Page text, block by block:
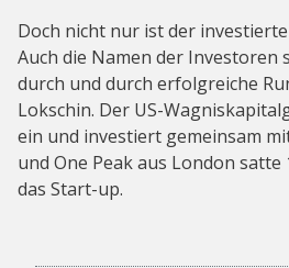
Doch nicht nur ist der
Auch die Namen der Investoren
durch und durch erfolgreiche
Lokschin. Der US-
ein und investiert gemeinsam
und One Peak aus London
das Start-up.